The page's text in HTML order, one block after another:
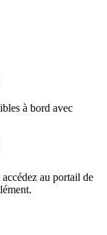
à bord avec
au portail de